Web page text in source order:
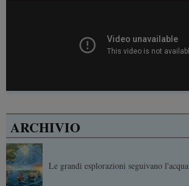
ARCHIVIO
Le grandi esplorazioni seguivano l'acqua